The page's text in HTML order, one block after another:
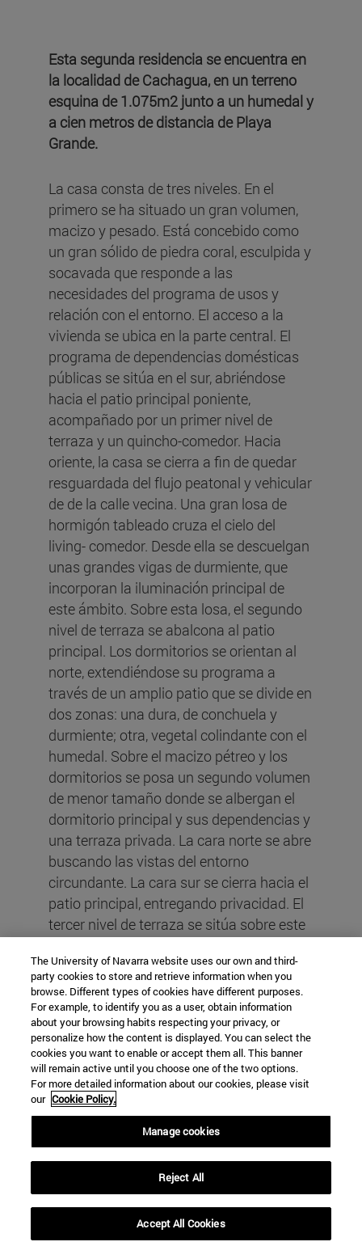
Esta segunda residencia se encuentra en
la localidad de Cachagua, en un terreno
esquina de 1.075m2 junto a un humedal y
a cien metros de distancia de Playa
Grande.
La casa consta de tres niveles. En el
primero se ha situado un gran volumen,
macizo y pesado. Está concebido como
un gran sólido de piedra coral, esculpida y
socavada que responde a las
necesidades del programa de usos y
relación con el entorno. El acceso a la
vivienda se ubica en la parte central. El
programa de dependencias domésticas
públicas se sitúa en el sur, abriéndose
hacia el patio principal poniente,
acompañado por un primer nivel de
terraza y un quincho-comedor. Hacia
oriente, la casa se cierra a fin de quedar
resguardada del flujo peatonal y vehicular
de de la calle vecina. Una gran losa de
hormigón tableado cruza el cielo del
living- comedor. Desde ella se descuelgan
unas grandes vigas de durmiente, que
incorporan la iluminación principal de
este ámbito. Sobre esta losa, el segundo
nivel de terraza se abalcona al patio
principal. Los dormitorios se orientan al
norte, extendiéndose su programa a
través de un amplio patio que se divide en
dos zonas: una dura, de conchuela y
durmiente; otra, vegetal colindante con el
humedal. Sobre el macizo pétreo y los
dormitorios se posa un segundo volumen
de menor tamaño donde se albergan el
dormitorio principal y sus dependencias y
una terraza privada. La cara norte se abre
buscando las vistas del entorno
circundante. La cara sur se cierra hacia el
patio principal, entregando privacidad. El
tercer nivel de terraza se sitúa sobre este
busca la conexión con el mar. Una gran
escalera exterior conecta los tres niveles
de terraza, permitiendo la vinculación de
estos espacios e incrementando la
superficie útil del patio. El proyecto se
funde con el terreno a través de incisiones
y quiebres que conforman ámbitos
verdes controlados, potenciando la
relación entre interior y exterior.
The University of Navarra website uses our own and third-
party cookies to store and retrieve information when you
browse. Different types of cookies have different purposes.
For example, to identify you as a user, obtain information
about your browsing habits respecting your privacy, or
personalize how the content is displayed. You can select the
cookies you want to enable or accept them all. This banner
will remain active until you choose one of the two options.
For more detailed information about our cookies, please visit
our Cookie Policy.
Manage cookies
Reject All
Accept All Cookies